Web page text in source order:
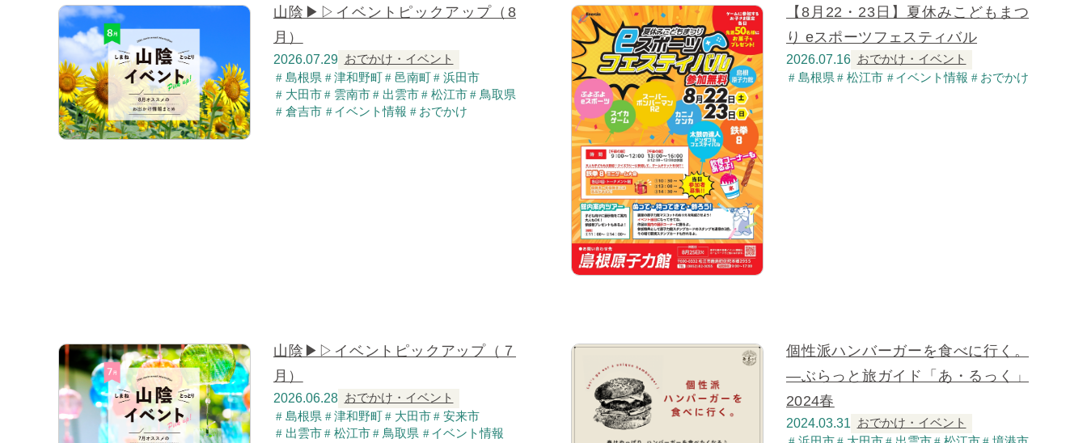
山陰▶▷イベントピックアップ（8
月）
2026.07.29 おでかけ・イベント
島根県
津和野町 邑南町
浜田市
大田市
雲南市 出雲市 松江市
鳥取県
倉吉市
イベント情報 おでかけ
【8月22・23日】夏休みこどもまつ
り eスポーツフェスティバル
2026.07.16 おでかけ・イベント
島根県
松江市 イベント情報 おでかけ
山陰▶▷イベントピックアップ（７
月）
2026.06.28 おでかけ・イベント
島根県
津和野町 大田市
安来市
出雲市
松江市 鳥取県 イベント情報
個性派ハンバーガーを食べに行く。
―ぶらっと旅ガイド「あ・るっく」
2024春
2024.03.31
おでかけ・イベント